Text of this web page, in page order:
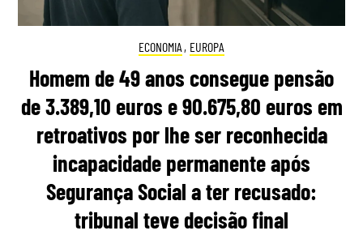
ECONOMIA , EUROPA
Homem de 49 anos consegue pensão
de 3.389,10 euros e 90.675,80 euros em
retroativos por lhe ser reconhecida
incapacidade permanente após
Segurança Social a ter recusado:
tribunal teve decisão final